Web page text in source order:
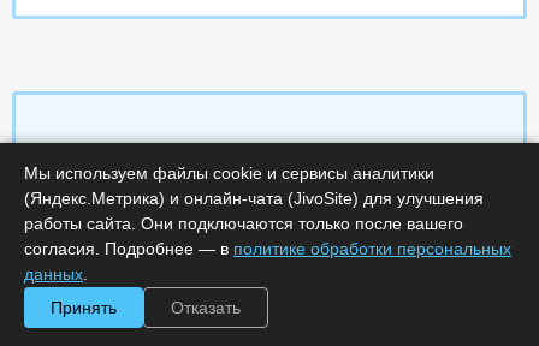
Характеристики
Срок поставки, дней : 14
Минимальное количество лицензий :1
Обработка заказа :
Мы используем файлы cookie и сервисы аналитики
(Яндекс.Метрика) и онлайн-чата (JivoSite) для улучшения
работы сайта. Они подключаются только после вашего
согласия. Подробнее — в политике обработки персональных
данных
Принять
Отказать